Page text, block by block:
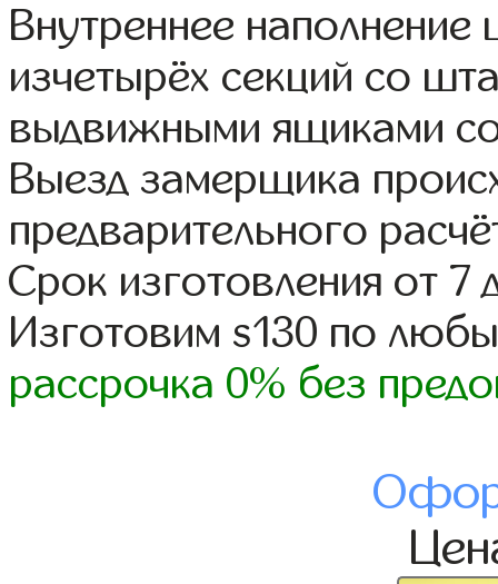
Внутреннее
изчетырёх секций со
выдвижными ящиками
Выезд замерщика
предварительного
Срок изготовления от 7
Изготовим s130 по
рассрочка 0% без